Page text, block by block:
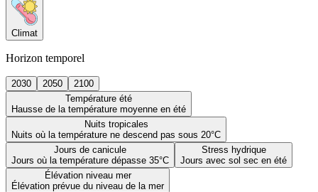
Climat
Horizon temporel
2030 2050
2100
Température été
Hausse de la température moyenne en été
Nuits tropicales
Nuits où la température ne descend pas sous 20°C
Jours de canicule
Jours où la température dépasse 35°C
Stress hydrique
Jours avec sol sec en été
Élévation niveau mer
Élévation prévue du niveau de la mer